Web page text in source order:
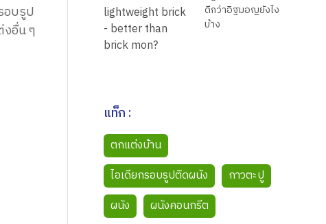
อบรูป
อื่น ๆ
ดีกว่าอิฐมอญยังไง
บ้าง
แท็ก :
ตกแต่งบ้าน
ไอเดียกรอบรูปติดผนัง
กาวตะปู
ผนัง
ผนังคอนกรีต